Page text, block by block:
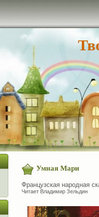
Умная Мари
Французская народная
Читает Владимир Зельдин